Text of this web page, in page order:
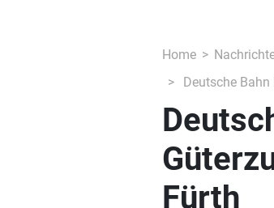
Home
Deutsche
Fürth